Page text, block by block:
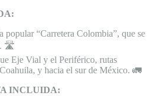
popular “Carretera Colombia”, que se
🛣️
Eje Vial y el Periférico, rutas
y hacia el sur de México. 🚛
INCLUIDA: